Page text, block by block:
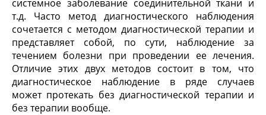
системное заболевание соединительной ткани и
т.д. Часто метод диагностического наблюдения
сочетается с методом диагностической терапии и
представляет собой, по сути, наблюдение за
течением болезни при проведении ее лечения.
Отличие этих двух методов состоит в том, что
диагностическое наблюдение в ряде случаев
может протекать без диагностической терапии и
без терапии вообще.